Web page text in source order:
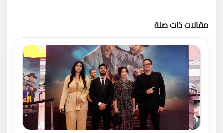
مقالات ذات صلة